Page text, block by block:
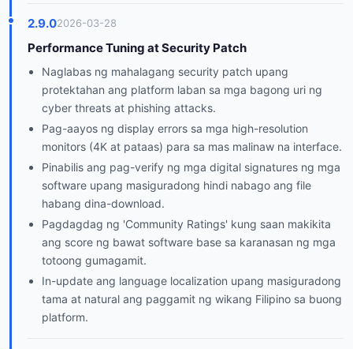
2.9.02026-03-28
Performance Tuning at Security Patch
Naglabas ng mahalagang security patch upang
protektahan ang platform laban sa mga bagong uri ng
cyber threats at phishing attacks.
Pag-aayos ng display errors sa mga high-resolution
monitors (4K at pataas) para sa mas malinaw na interface.
Pinabilis ang pag-verify ng mga digital signatures ng mga
software upang masiguradong hindi nabago ang file
habang dina-download.
Pagdagdag ng 'Community Ratings' kung saan makikita
ang score ng bawat software base sa karanasan ng mga
totoong gumagamit.
In-update ang language localization upang masiguradong
tama at natural ang paggamit ng wikang Filipino sa buong
platform.